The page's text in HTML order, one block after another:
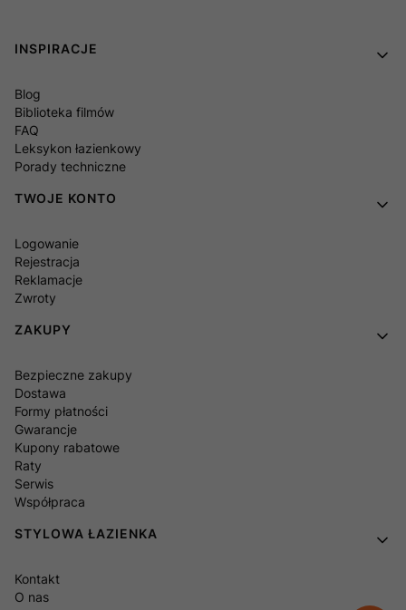
Linki w stopce
INSPIRACJE
Blog
Biblioteka filmów
FAQ
Leksykon łazienkowy
Porady techniczne
TWOJE KONTO
Logowanie
Rejestracja
Reklamacje
Zwroty
ZAKUPY
Bezpieczne zakupy
Dostawa
Formy płatności
Gwarancje
Kupony rabatowe
Raty
Serwis
Współpraca
STYLOWA ŁAZIENKA
Kontakt
O nas